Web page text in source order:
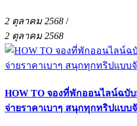
2 ตุลาคม 2568 /
2 ตุลาคม 2568
HOW TO จองที่พักออนไลน์ฉบั
จ่ายราคาเบาๆ สนุกทุกทริปแบบ